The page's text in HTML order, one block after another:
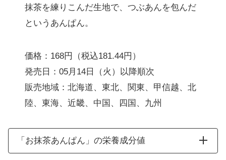
抹茶を練りこんだ生地で、つぶあんを包んだ
というあんぱん。
価格：168円（税込181.44円）
発売日：05月14日（火）以降順次
販売地域：北海道、東北、関東、甲信越、北
陸、東海、近畿、中国、四国、九州
「お抹茶あんぱん」の栄養成分値